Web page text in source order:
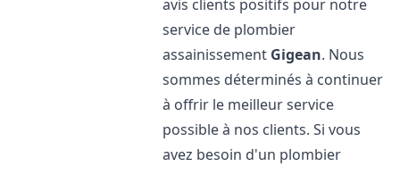
avis clients positifs pour notre
service de plombier
assainissement Gigean. Nous
sommes déterminés à continuer
à offrir le meilleur service
possible à nos clients. Si vous
avez besoin d'un plombier